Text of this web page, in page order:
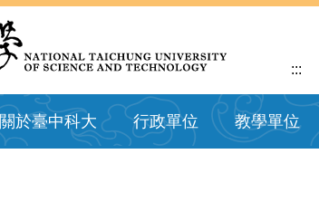
關於臺中科大 行政單位 教學單位
:::